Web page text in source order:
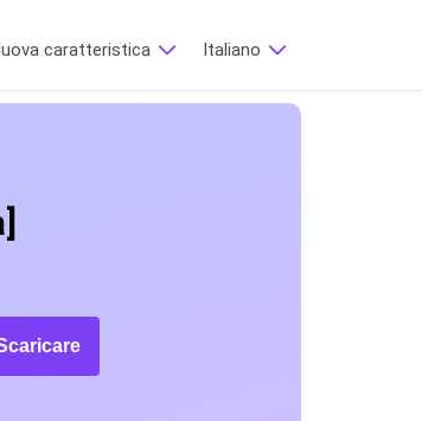
caratteristica Italiano